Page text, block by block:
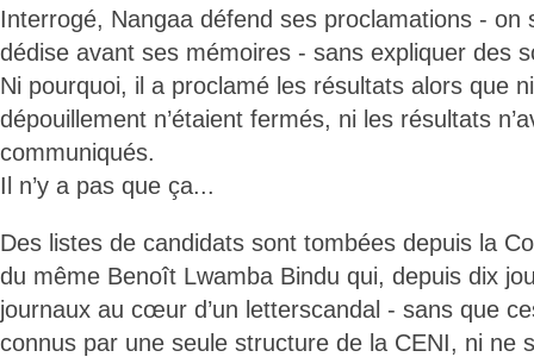
Interrogé, Nangaa défend ses proclamations - on
dédise avant ses mémoires - sans expliquer des
Ni pourquoi, il a proclamé les résultats alors que
dépouillement n’étaient fermés, ni les résultats
communiqués.
Il n’y a pas que ça...
Des listes de candidats sont tombées depuis la
du même Benoît Lwamba Bindu qui, depuis dix
journaux au cœur d’un letterscandal - sans que
connus par une seule structure de la CENI, ni ne